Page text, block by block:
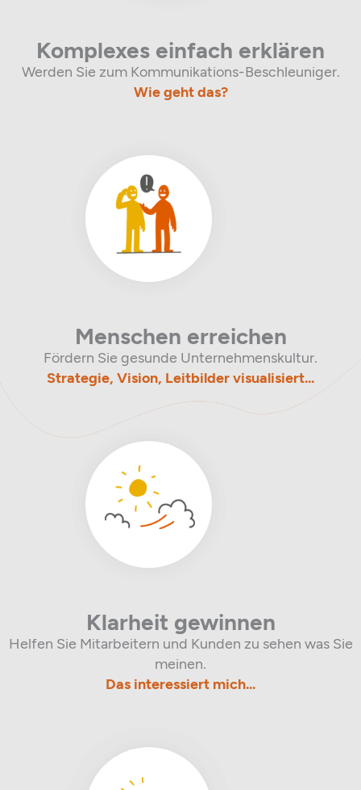
Komplexes einfach erklären
Werden Sie zum Kommunikations-Beschleuniger.
Wie geht das?
Menschen erreichen
Fördern Sie gesunde Unternehmenskultur.
Strategie, Vision, Leitbilder visualisiert...
Klarheit gewinnen
Helfen Sie Mitarbeitern und Kunden zu sehen was Sie
meinen.
Das interessiert mich...